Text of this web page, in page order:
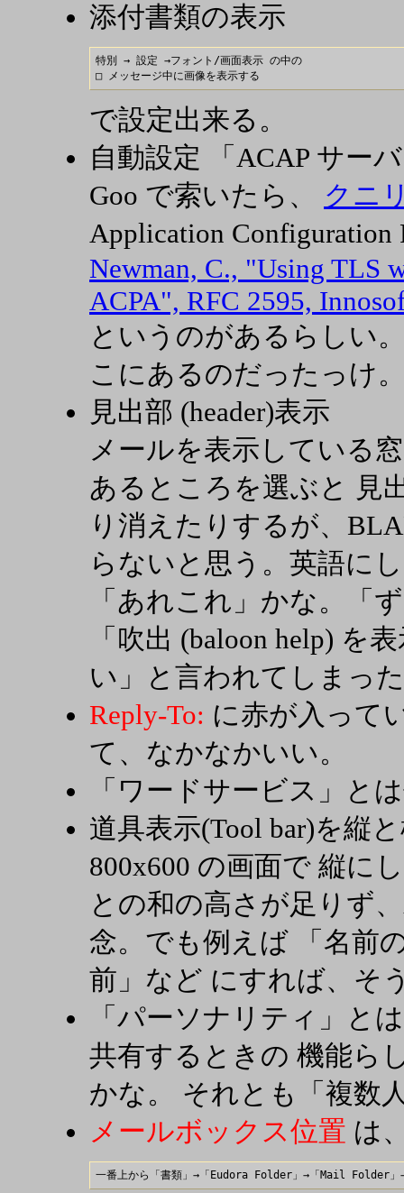
添付書類の表示
特別 → 設定 →フォント/画面表示 の中の
で設定出来る。
自動設定 「ACAP サー
Goo で索いたら、 クニ
Application
Newman, C., "Using TLS
ACPA", RFC 2595,
というのがあるらしい
こにあるのだったっけ
見出部 (header)表示
メールを表示している
あるところを選ぶと 見
り消えたりするが、
らないと思う。英語に
「あれこれ」かな。「
「吹出 (baloon help) を
い」と言われてしまっ
Reply-To: に赤が入って
て、なかなかいい。
「ワードサービス」と
道具表示(Tool bar)を縦
800x600 の画面で 縦に
との和の高さが足りず
念。でも例えば 「名前
前」など にすれば、そ
「パーソナリティ」と
共有するときの 機能ら
かな。 それとも「複数
メールボックス位置 は